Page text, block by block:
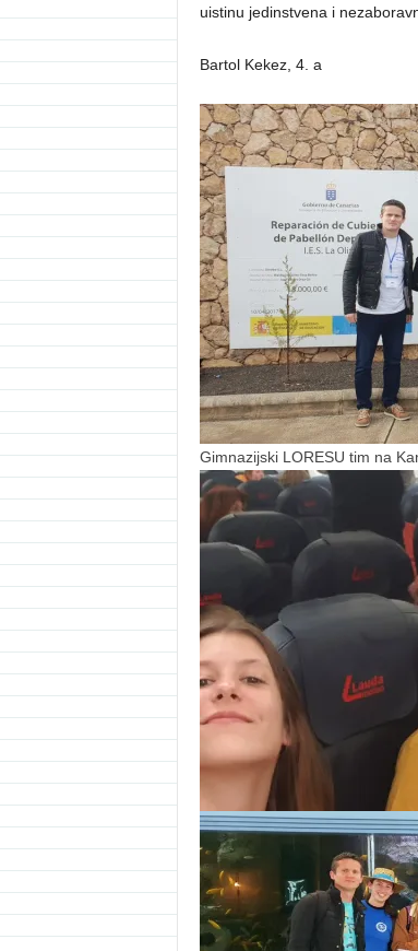
uistinu jedinstvena i
Bartol Kekez, 4. a
Gimnazijski LORESU tim na